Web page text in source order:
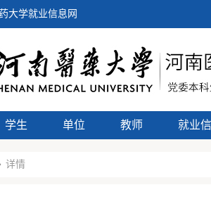
大学就业信息网
学生 单位 教师 就业
详情